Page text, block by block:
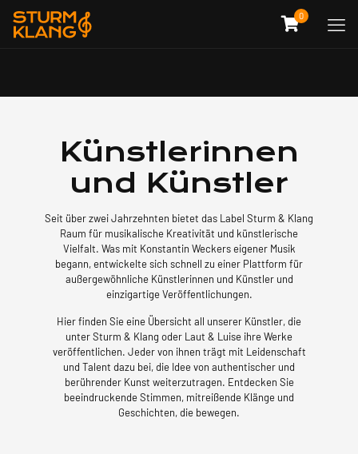
0
Künstlerinnen
und Künstler
Seit über zwei Jahrzehnten bietet das Label Sturm & Klang
Raum für musikalische Kreativität und künstlerische
Vielfalt. Was mit Konstantin Weckers eigener Musik
begann, entwickelte sich schnell zu einer Plattform für
außergewöhnliche Künstlerinnen und Künstler und
einzigartige Veröffentlichungen.
Hier finden Sie eine Übersicht all unserer Künstler, die
unter Sturm & Klang oder Laut & Luise ihre Werke
veröffentlichen. Jeder von ihnen trägt mit Leidenschaft
und Talent dazu bei, die Idee von authentischer und
berührender Kunst weiterzutragen. Entdecken Sie
beeindruckende Stimmen, mitreißende Klänge und
Geschichten, die bewegen.